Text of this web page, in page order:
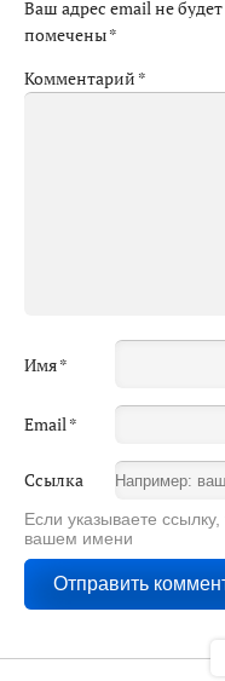
Ваш адрес email не
помечены*
Комментарий *
Имя*
Email*
Ссылка
Если указываете
вашем имени